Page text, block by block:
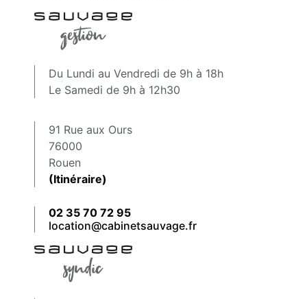
Du Lundi au Vendredi de 9h à 18h
Le Samedi de 9h à 12h30
91 Rue aux Ours
76000
Rouen
(Itinéraire)
02 35 70 72 95
location@cabinetsauvage.fr